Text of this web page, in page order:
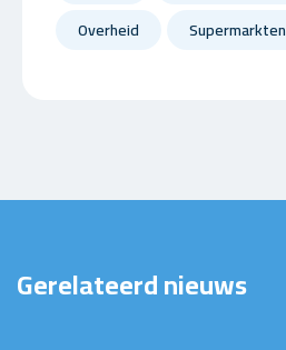
Overheid
Supermarkten
Gerelateerd nieuws